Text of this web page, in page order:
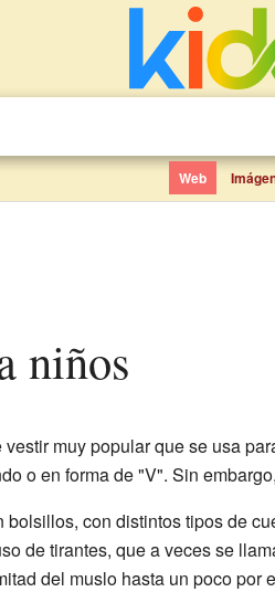
Web
niños
muy popular que se usa
o en forma de "V". Sin
con distintos tipos de
de tirantes, que a veces se
del muslo hasta un poco